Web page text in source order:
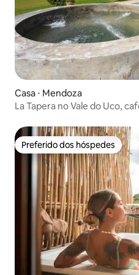
Casa ⋅ Mendoza
La Tapera no Vale do Uco,
Preferido dos hóspedes
Preferido dos hóspedes